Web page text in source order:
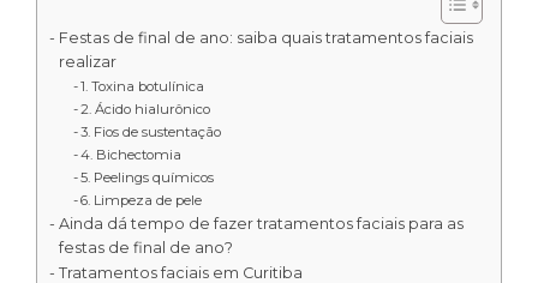
Festas de final de ano: saiba quais tratamentos faciais
realizar
1. Toxina botulínica
2. Ácido hialurônico
3. Fios de sustentação
4. Bichectomia
5. Peelings químicos
6. Limpeza de pele
Ainda dá tempo de fazer tratamentos faciais para as
festas de final de ano?
Tratamentos faciais em Curitiba